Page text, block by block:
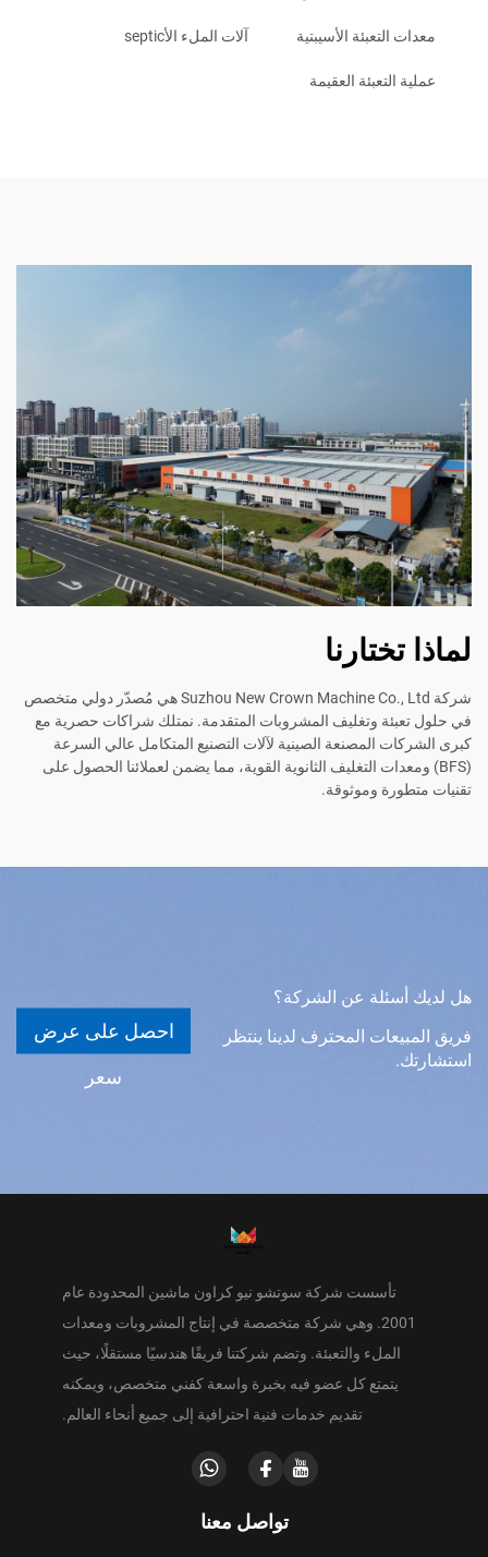
معدات التعبئة الأسيبتية آلات الملء الأseptic
عملية التعبئة العقيمة
لماذا تختارنا
شركة Suzhou New Crown Machine Co., Ltd هي مُصدّر دولي متخصص
في حلول تعبئة وتغليف المشروبات المتقدمة. نمتلك شراكات حصرية مع
كبرى الشركات المصنعة الصينية لآلات التصنيع المتكامل عالي السرعة
(BFS) ومعدات التغليف الثانوية القوية، مما يضمن لعملائنا الحصول على
تقنيات متطورة وموثوقة.
هل لديك أسئلة عن الشركة؟
فريق المبيعات المحترف لدينا ينتظر
استشارتك.
احصل على عرض
سعر
تأسست شركة سوتشو نيو كراون ماشين المحدودة عام
2001. وهي شركة متخصصة في إنتاج المشروبات ومعدات
الملء والتعبئة. وتضم شركتنا فريقًا هندسيًا مستقلًا، حيث
يتمتع كل عضو فيه بخبرة واسعة كفني متخصص، ويمكنه
تقديم خدمات فنية احترافية إلى جميع أنحاء العالم.
تواصل معنا